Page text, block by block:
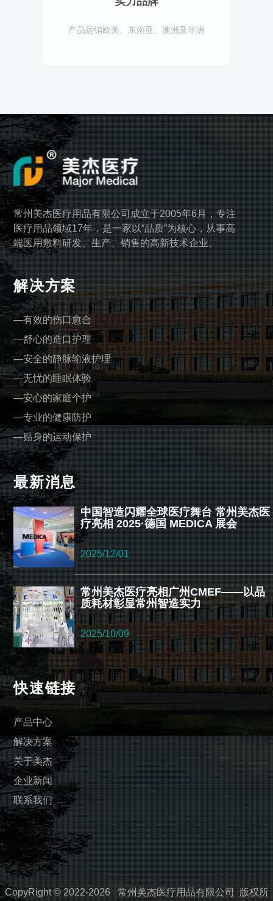
产品远销欧美、东南亚、澳洲及非洲
常州美杰医疗用品有限公司成立于2005年6月，专注
医疗用品领域17年，是一家以“品质”为核心，从事高
端医用敷料研发、生产、销售的高新技术企业。
解决方案
有效的伤口愈合
舒心的造口护理
安全的静脉输液护理
无忧的睡眠体验
安心的家庭个护
专业的健康防护
贴身的运动保护
最新消息
中国智造闪耀全球医疗舞台 常州美杰医
疗亮相 2025·德国 MEDICA 展会​
2025/12/01
常州美杰医疗亮相广州CMEF——以品
质耗材彰显常州智造实力
2025/10/09
快速链接
产品中心
解决方案
关于美杰
企业新闻
联系我们
CopyRight © 2022-2026 常州美杰医疗用品有限公司 版权所